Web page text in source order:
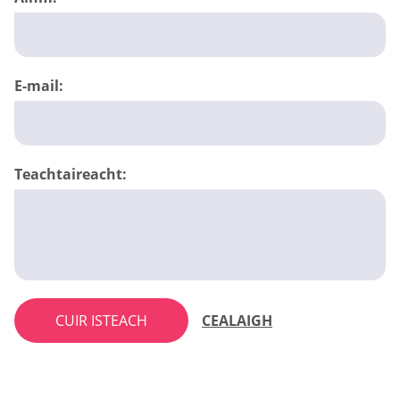
E-mail:
Teachtaireacht:
CUIR ISTEACH CEALAIGH